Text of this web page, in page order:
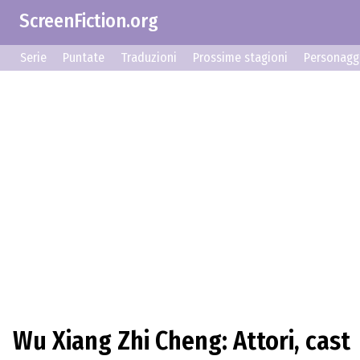
ScreenFiction.org
Serie Puntate Traduzioni Prossime stagioni
Wu Xiang Zhi Cheng: Attori, cast